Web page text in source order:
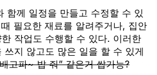
함께 일정을 만들고 수정할 수 있
필요한 재료를 알려주거나, 집안
작업도 수행할 수 있다. 이러한
쓰지 않고도 많은 일을 할 수 있게
고파~ 밥 줘” 같은거 쌉가능?